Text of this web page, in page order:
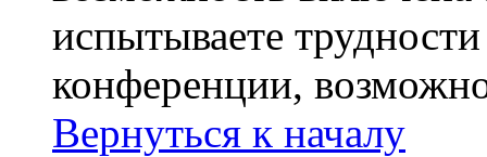
испытываете
конференции,
Вернуться к началу